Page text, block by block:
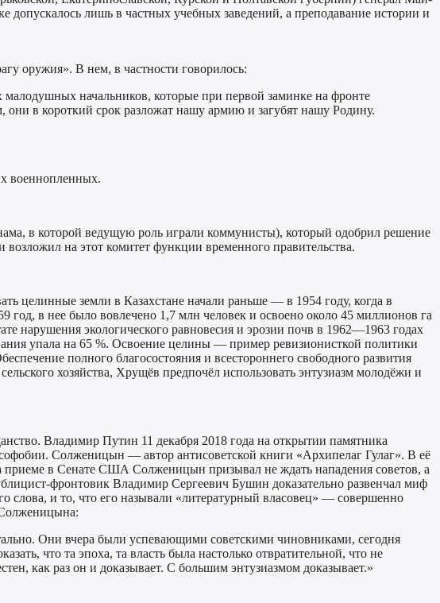
допускалось лишь в частных учебных заведений, а преподавание истории и
оружия». В нем, в частности говорилось:
начальников, которые при первой заминке на фронте
они в короткий срок разложат нашу армию и загубят нашу Родину.
военнопленных.
в которой ведущую роль играли коммунисты), который одобрил решение
на этот комитет функции временного правительства.
целинные земли в Казахстане начали раньше — в 1954 году, когда в
в нее было вовлечено 1,7 млн человек и освоено около 45 миллионов га
нарушения экологического равновесия и эрозии почв в 1962—1963 годах
упала на 65 %. Освоение целины — пример ревизионисткой политики
полного благосостояния и всестороннего свободного развития
хозяйства, Хрущёв предпочёл использовать энтузиазм молодёжи и
Владимир Путин 11 декабря 2018 года на открытии памятника
Солженицын — автор антисоветской книги «Архипелаг Гулаг». В её
в Сенате США Солженицын призывал не ждать нападения советов, а
фронтовик Владимир Сергеевич Бушин доказательно развенчал миф
слова, и то, что его называли «литературный власовец» — совершенно
Они вчера были успевающими советскими чиновниками, сегодня
что та эпоха, та власть была настолько отвратительной, что не
как раз он и доказывает. С большим энтузиазмом доказывает.»